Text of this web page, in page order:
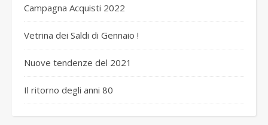
Campagna Acquisti 2022
Vetrina dei Saldi di Gennaio !
Nuove tendenze del 2021
Il ritorno degli anni 80